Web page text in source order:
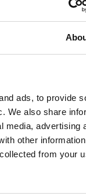
ads, to provide
We also share
media, advertising
other
from your
as empresas
melhorar a
continuem a